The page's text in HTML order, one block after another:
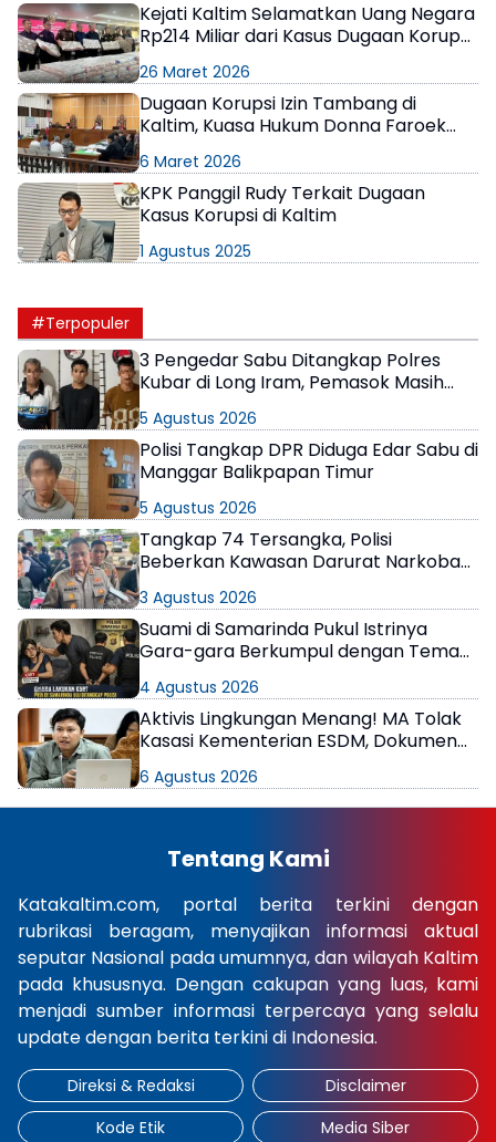
Kejati Kaltim Selamatkan Uang Negara
Rp214 Miliar dari Kasus Dugaan Korupsi
26 Maret 2026
Dugaan Korupsi Izin Tambang di
Kaltim, Kuasa Hukum Donna Faroek
Dakwaan
6 Maret 2026
KPK Panggil Rudy Terkait Dugaan
Kasus Korupsi di Kaltim
1 Agustus 2025
#Terpopuler
3 Pengedar Sabu Ditangkap Polres
Kubar di Long Iram, Pemasok Masih
5 Agustus 2026
Polisi Tangkap DPR Diduga Edar Sabu di
Manggar Balikpapan Timur
5 Agustus 2026
Tangkap 74 Tersangka, Polisi
Beberkan Kawasan Darurat Narkoba
3 Agustus 2026
Suami di Samarinda Pukul Istrinya
Gara-gara Berkumpul dengan Teman
4 Agustus 2026
Aktivis Lingkungan Menang! MA Tolak
Kasasi Kementerian ESDM, Dokumen
Publik
6 Agustus 2026
Tentang Kami
Katakaltim.com, portal berita terkini dengan
rubrikasi beragam, menyajikan informasi aktual
seputar Nasional pada umumnya, dan wilayah Kaltim
pada khususnya. Dengan cakupan yang luas, kami
menjadi sumber informasi terpercaya yang selalu
update dengan berita terkini di Indonesia.
Direksi & Redaksi
Disclaimer
Kode Etik
Media Siber